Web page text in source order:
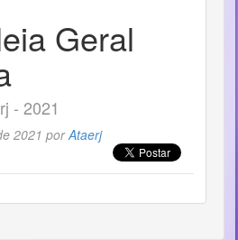
Geral
- 2021
2021 porAtaerj